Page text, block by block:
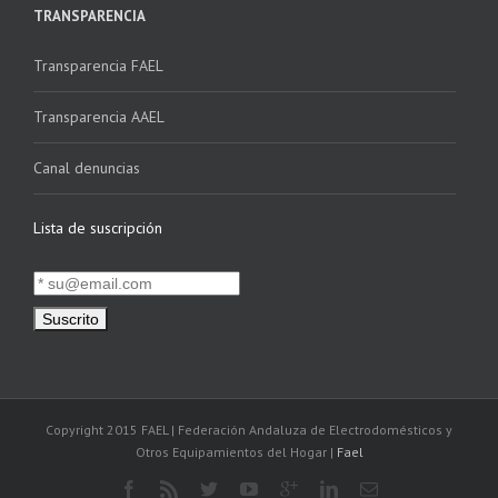
TRANSPARENCIA
Transparencia FAEL
Transparencia AAEL
Canal denuncias
Lista de suscripción
Copyright 2015 FAEL | Federación Andaluza de Electrodomésticos y
Otros Equipamientos del Hogar | Fael